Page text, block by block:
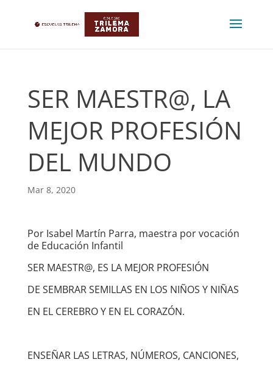
SER MAESTR@, LA
MEJOR PROFESIÓN
DEL MUNDO
Mar 8, 2020
Por Isabel Martín Parra, maestra por vocación
de Educación Infantil
SER MAESTR@, ES LA MEJOR PROFESIÓN
DE SEMBRAR SEMILLAS EN LOS NIÑOS Y NIÑAS
EN EL CEREBRO Y EN EL CORAZÓN.
ENSEÑAR LAS LETRAS, NÚMEROS, CANCIONES,